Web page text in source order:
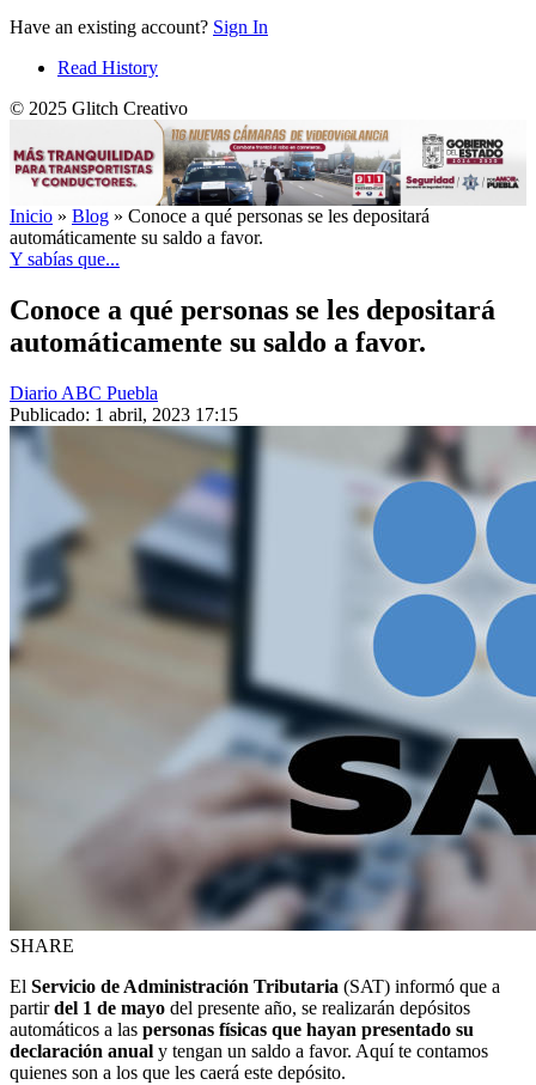
Have an existing account? Sign In
Read History
© 2025 Glitch Creativo
Inicio » Blog » Conoce a qué personas se les depositará
automáticamente su saldo a favor.
Y sabías que...
Conoce a qué personas se les depositará
automáticamente su saldo a favor.
Diario ABC Puebla
Publicado: 1 abril, 2023 17:15
SHARE
El Servicio de Administración Tributaria (SAT) informó que a
partirdel 1 de mayo del presente año, se realizarán depósitos
automáticos a las personas físicas que hayan presentado su
declaración anual y tengan un saldo a favor. Aquí te contamos
quienes son a los que les caerá este depósito.